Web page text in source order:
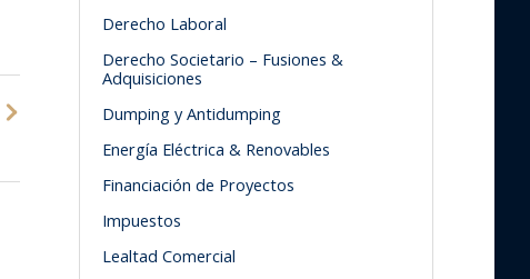
Derecho Laboral
Derecho Societario – Fusiones &
Adquisiciones
Dumping y Antidumping
Energía Eléctrica & Renovables
Financiación de Proyectos
Impuestos
Lealtad Comercial